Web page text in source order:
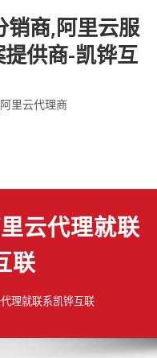
销商,阿里云服
供商-凯铧互
里云代理商
云代理就联
联
理就联系凯铧互联